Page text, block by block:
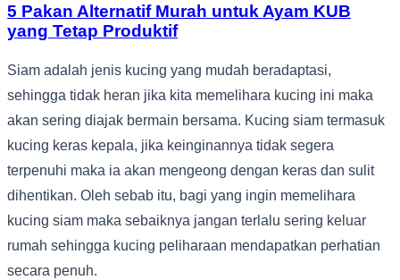
5 Pakan Alternatif Murah untuk Ayam KUB
yang Tetap Produktif
Siam adalah jenis kucing yang mudah beradaptasi,
sehingga tidak heran jika kita memelihara kucing ini maka
akan sering diajak bermain bersama. Kucing siam termasuk
kucing keras kepala, jika keinginannya tidak segera
terpenuhi maka ia akan mengeong dengan keras dan sulit
dihentikan. Oleh sebab itu, bagi yang ingin memelihara
kucing siam maka sebaiknya jangan terlalu sering keluar
rumah sehingga kucing peliharaan mendapatkan perhatian
secara penuh.